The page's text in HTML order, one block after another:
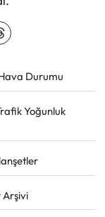
Durumu
Yoğunluk
Arşivi